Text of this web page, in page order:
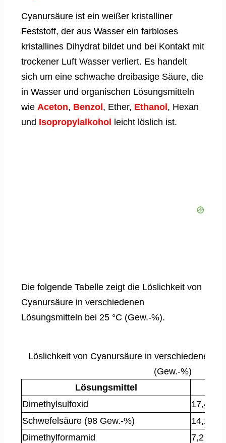
Cyanursäure ist ein weißer kristalliner
Feststoff, der aus Wasser ein farbloses
kristallines Dihydrat bildet und bei Kontakt mit
trockener Luft Wasser verliert. Es handelt
sich um eine schwache dreibasige Säure, die
in Wasser und organischen Lösungsmitteln
wie Aceton, Benzol, Ether, Ethanol, Hexan
und Isopropylalkohol leicht löslich ist.
Die folgende Tabelle zeigt die Löslichkeit von
Cyanursäure in verschiedenen
Lösungsmitteln bei 25 °C (Gew.-%).
Löslichkeit von Cyanursäure in verschiedenen
(Gew.-%)
Lösungsmittel
Dimethylsulfoxid
17,4
Schwefelsäure (98 Gew.-%)
14,1
Dimethylformamid
7,2